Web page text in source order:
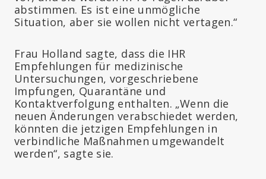
abstimmen. Es ist eine unmögliche
Situation, aber sie wollen nicht vertagen.“
Frau Holland sagte, dass die IHR
Empfehlungen für medizinische
Untersuchungen, vorgeschriebene
Impfungen, Quarantäne und
Kontaktverfolgung enthalten. „Wenn die
neuen Änderungen verabschiedet werden,
könnten die jetzigen Empfehlungen in
verbindliche Maßnahmen umgewandelt
werden“, sagte sie.